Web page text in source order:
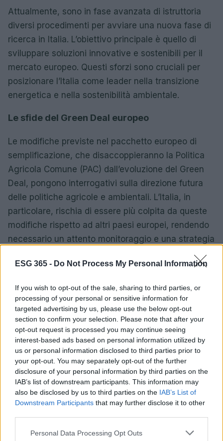
ESG 365 - Do Not Process My Personal Information
If you wish to opt-out of the sale, sharing to third parties, or
processing of your personal or sensitive information for
targeted advertising by us, please use the below opt-out
section to confirm your selection. Please note that after your
opt-out request is processed you may continue seeing
interest-based ads based on personal information utilized by
us or personal information disclosed to third parties prior to
your opt-out. You may separately opt-out of the further
disclosure of your personal information by third parties on the
IAB’s list of downstream participants. This information may
also be disclosed by us to third parties on the IAB’s List of
Downstream Participants that may further disclose it to other
Please note that this website/app uses one or more Google
Personal Data Processing Opt Outs
Attualmente, sono in fase avanzata di istruttoria
diversi procedimenti per avviare una nuova fase di
ricerca in Italia. L’obiettivo principale è quello di
sviluppare soluzioni innovative e sostenibili per il
mercato europeo. Questi sforzi sono cruciali per
posizionare l’Italia come leader nella transizione
energetica e nella sostenibilità ambientale.
Le sfide del Green Deal europeo
Le modifiche previste nel pacchetto europeo di
semplificazione, che disaccoppieranno la Politica
Agricola Comune (PAC) dall’evoluzione del Green
Deal, pongono interrogativi sulla direzione futura
delle politiche agricole e ambientali. L’Italia, in
particolare, rischia di essere più colpita da queste
modifiche rispetto ad altri paesi europei, rendendo
necessario un attento monitoraggio e una strategia
Durante l’evento “Nucleare Sostenibile”, sono
emersi nuovi dubbi riguardo il phase out degli
impianti a carbone ancora operativi in Italia. Il
Ministro Salvini ha sollevato preoccupazioni
sull’impatto che queste misure potrebbero avere
sull’occupazione e sull’economia locale. È
fondamentale trovare un equilibrio tra la necessità
di una transizione energetica sostenibile e la
Appello del settore gas per una proroga